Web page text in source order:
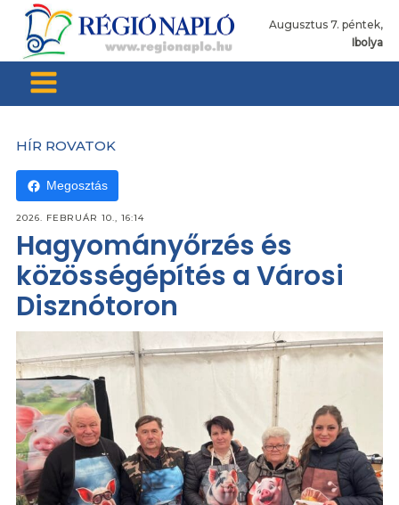
Augusztus 7. péntek,
Ibolya
HÍR ROVATOK
Megosztás
2026. FEBRUÁR 10., 16:14
Hagyományőrzés és
közösségépítés a Városi
Disznótoron